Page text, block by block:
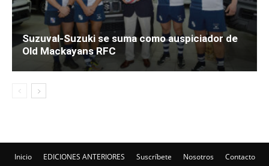
Suzuval-Suzuki se suma como auspiciador de
Old Mackayans RFC
Inicio EDICIONES ANTERIORES Suscríbete Nosotros Contacto